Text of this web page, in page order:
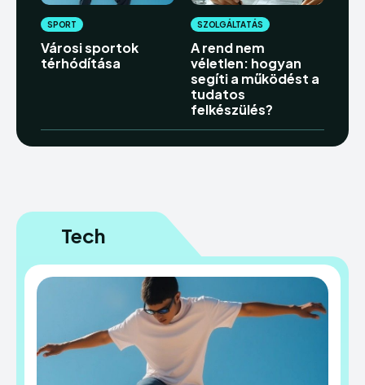
SPORT
Városi sportok
térhódítása
SZOLGÁLTATÁS
A rend nem
véletlen: hogyan
segíti a működést a
tudatos
felkészülés?
Tech